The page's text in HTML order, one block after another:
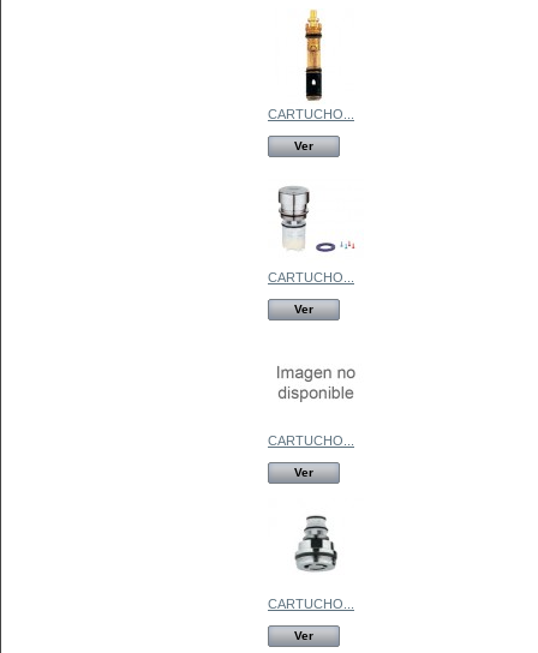
CARTUCHO...
Ver
CARTUCHO...
Ver
CARTUCHO...
Ver
CARTUCHO...
Ver